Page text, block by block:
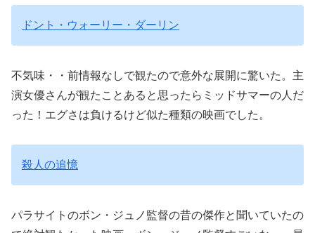
ドント・ウォーリー・ダーリン
不気味・・前情報なしで観たので意外な展開に驚いた。主
演女優さんが観たことあると思ったらミッドサマーの人だ
った！エグさは負けるけど似た種類の映画でした。
殺人の追憶
パラサイトのボン・ジュノ監督の昔の傑作と聞いていたの